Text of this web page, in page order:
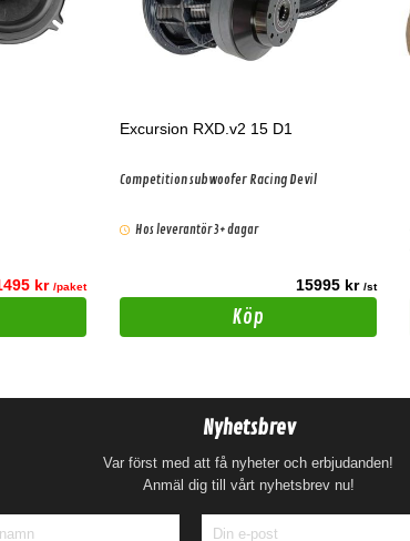
kr /paket
Excursion RXD.v2 15 D1
Competition subwoofer Racing Devil
Hos leverantör 3+ dagar
15995 kr /st
Köp
Nyhetsbrev
Var först med att få nyheter och erbjudanden!
Anmäl dig till vårt nyhetsbrev nu!